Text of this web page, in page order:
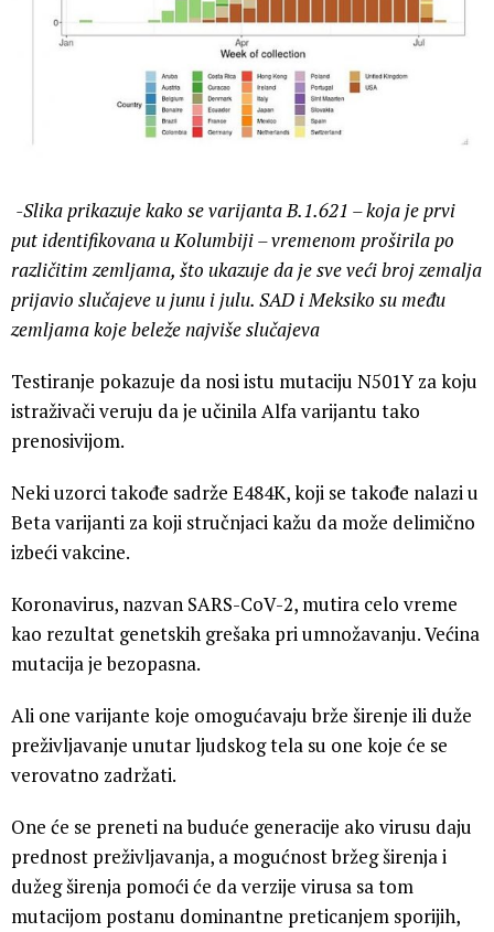
-Slika prikazuje kako se varijanta B.1.621 – koja je prvi
put identifikovana u Kolumbiji – vremenom proširila po
različitim zemljama, što ukazuje da je sve veći broj zemalja
prijavio slučajeve u junu i julu. SAD i Meksiko su među
zemljama koje beleže najviše slučajeva
Testiranje pokazuje da nosi istu mutaciju N501Y za koju
istraživači veruju da je učinila Alfa varijantu tako
prenosivijom.
Neki uzorci takođe sadrže E484K, koji se takođe nalazi u
Beta varijanti za koji stručnjaci kažu da može delimično
izbeći vakcine.
Koronavirus, nazvan SARS-CoV-2, mutira celo vreme
kao rezultat genetskih grešaka pri umnožavanju. Većina
mutacija je bezopasna.
Ali one varijante koje omogućavaju brže širenje ili duže
preživljavanje unutar ljudskog tela su one koje će se
verovatno zadržati.
One će se preneti na buduće generacije ako virusu daju
prednost preživljavanja, a mogućnost bržeg širenja i
dužeg širenja pomoći će da verzije virusa sa tom
mutacijom postanu dominantne preticanjem sporijih,